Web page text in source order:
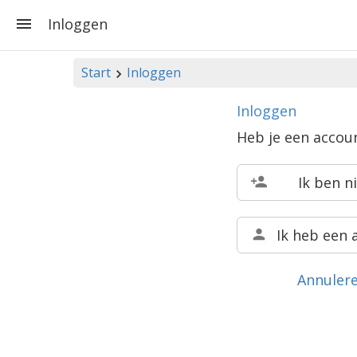
Inloggen
Start Inloggen
Inloggen
Heb je een
Ik ben
Ik heb een